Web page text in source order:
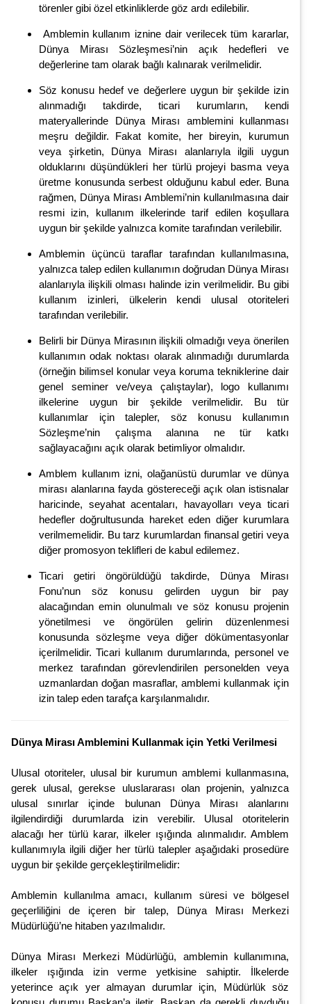
törenler gibi özel etkinliklerde göz ardı edilebilir.
Amblemin kullanım iznine dair verilecek tüm kararlar,
Dünya Mirası Sözleşmesi’nin açık hedefleri ve
değerlerine tam olarak bağlı kalınarak verilmelidir.
Söz konusu hedef ve değerlere uygun bir şekilde izin
alınmadığı takdirde, ticari kurumların, kendi
materyallerinde Dünya Mirası amblemini kullanması
meşru değildir. Fakat komite, her bireyin, kurumun
veya şirketin, Dünya Mirası alanlarıyla ilgili uygun
olduklarını düşündükleri her türlü projeyi basma veya
üretme konusunda serbest olduğunu kabul eder. Buna
rağmen, Dünya Mirası Amblemi’nin kullanılmasına dair
resmi izin, kullanım ilkelerinde tarif edilen koşullara
uygun bir şekilde yalnızca komite tarafından verilebilir.
Amblemin üçüncü taraflar tarafından kullanılmasına,
yalnızca talep edilen kullanımın doğrudan Dünya Mirası
alanlarıyla ilişkili olması halinde izin verilmelidir. Bu gibi
kullanım izinleri, ülkelerin kendi ulusal otoriteleri
tarafından verilebilir.
Belirli bir Dünya Mirasının ilişkili olmadığı veya önerilen
kullanımın odak noktası olarak alınmadığı durumlarda
(örneğin bilimsel konular veya koruma tekniklerine dair
genel seminer ve/veya çalıştaylar), logo kullanımı
ilkelerine uygun bir şekilde verilmelidir. Bu tür
kullanımlar için talepler, söz konusu kullanımın
Sözleşme’nin çalışma alanına ne tür katkı
sağlayacağını açık olarak betimliyor olmalıdır.
Amblem kullanım izni, olağanüstü durumlar ve dünya
mirası alanlarına fayda göstereceği açık olan istisnalar
haricinde, seyahat acentaları, havayolları veya ticari
hedefler doğrultusunda hareket eden diğer kurumlara
verilmemelidir. Bu tarz kurumlardan finansal getiri veya
diğer promosyon teklifleri de kabul edilemez.
Ticari getiri öngörüldüğü takdirde, Dünya Mirası
Fonu’nun söz konusu gelirden uygun bir pay
alacağından emin olunulmalı ve söz konusu projenin
yönetilmesi ve öngörülen gelirin düzenlenmesi
konusunda sözleşme veya diğer dökümentasyonlar
içerilmelidir. Ticari kullanım durumlarında, personel ve
merkez tarafından görevlendirilen personelden veya
uzmanlardan doğan masraflar, amblemi kullanmak için
izin talep eden tarafça karşılanmalıdır.
Dünya Mirası Amblemini Kullanmak için Yetki Verilmesi
Ulusal otoriteler, ulusal bir kurumun amblemi kullanmasına,
gerek ulusal, gerekse uluslararası olan projenin, yalnızca
ulusal sınırlar içinde bulunan Dünya Mirası alanlarını
ilgilendirdiği durumlarda izin verebilir. Ulusal otoritelerin
alacağı her türlü karar, ilkeler ışığında alınmalıdır. Amblem
kullanımıyla ilgili diğer her türlü talepler aşağıdaki prosedüre
uygun bir şekilde gerçekleştirilmelidir:
Amblemin kullanılma amacı, kullanım süresi ve bölgesel
geçerliliğini de içeren bir talep, Dünya Mirası Merkezi
Müdürlüğü’ne hitaben yazılmalıdır.
Dünya Mirası Merkezi Müdürlüğü, amblemin kullanımına,
ilkeler ışığında izin verme yetkisine sahiptir. İlkelerde
yeterince açık yer almayan durumlar için, Müdürlük söz